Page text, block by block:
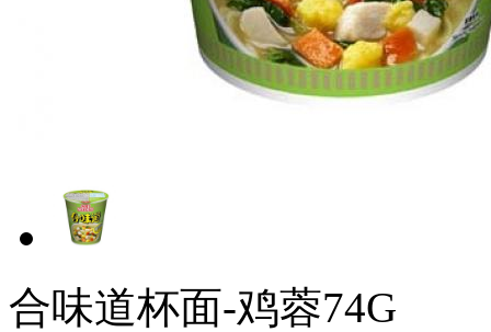
合味道杯面-鸡蓉74G